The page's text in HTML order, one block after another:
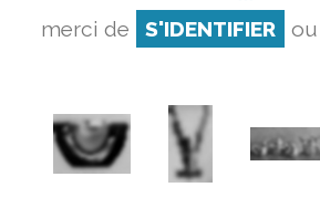
merci de
S'IDENTIFIER ou